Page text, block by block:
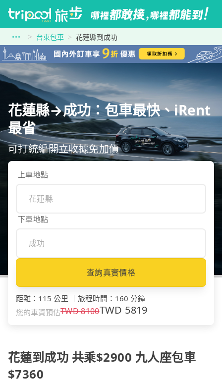
台東包車 花蓮縣到成功
花蓮縣→成功：包車最快、iRent
最省
可打統編開立收據免加價
上車地點
下車地點
查詢真實價格
距離 ： 115 公里 旅程時間 ： 160 分鐘
您的車資預估TWD8100TWD 5819
花蓮到成功 共乘$2900 九人座包車
$7360